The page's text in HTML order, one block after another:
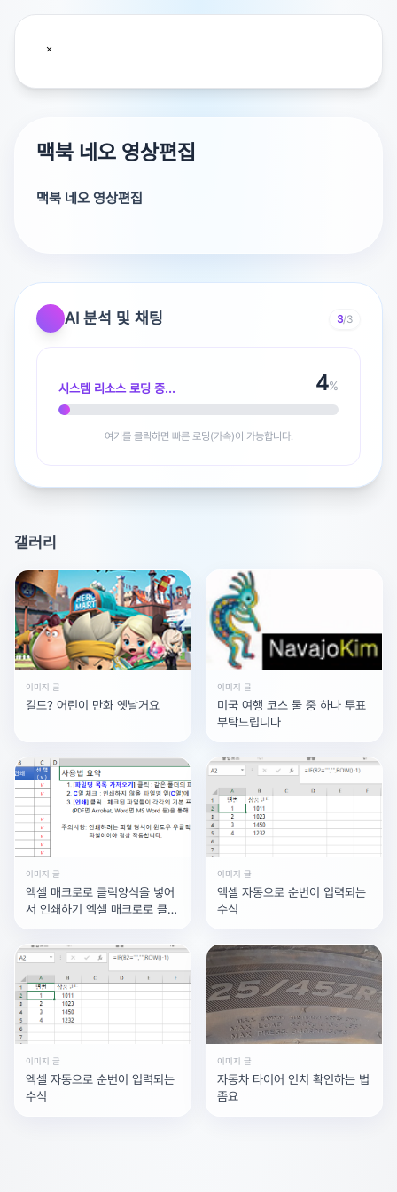
맥북 네오 영상편집
맥북 네오 영상편집
맥북 네오는 쉬운 말로 하면 힘 좋은 초보 선수 느낌이구요
해요!
다만 4K 고화질로 길게 여러 효과 자막 많이 넣고
정리하면 간단 컷편집 자막 기본 색보정 위주면
네오로도 충분히 경기 편집 가능하니
처음 입문용 가성비로는 괜찮은 선택이라고 보시면 돼요^^
AI 분석 및 채팅 3/3
시스템 리소스 로딩 중... 5%
여기를 클릭하면 빠른 로딩(가속)이 가능합니다.
갤러리
이미지 글
길드? 어린이 만화 옛날거요
이미지 글
미국 여행 코스 둘 중 하나 투표
부탁드립니다
이미지 글
엑셀 매크로로 클릭양식을 넣어
서 인쇄하기 엑셀 매크로로 클릭
이미지 글
엑셀 자동으로 순번이 입력되는
수식
이미지 글
엑셀 자동으로 순번이 입력되는
수식
이미지 글
자동차 타이어 인치 확인하는 법
좀요